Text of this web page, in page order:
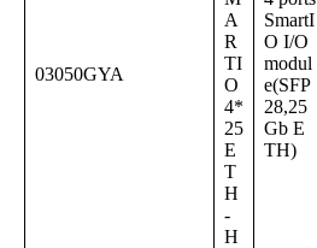
03050GYA
A
R
TI
O
4*
25
E
T
H
-
H
SmartI
O I/O
modul
e(SFP
28,25
Gb E
TH)